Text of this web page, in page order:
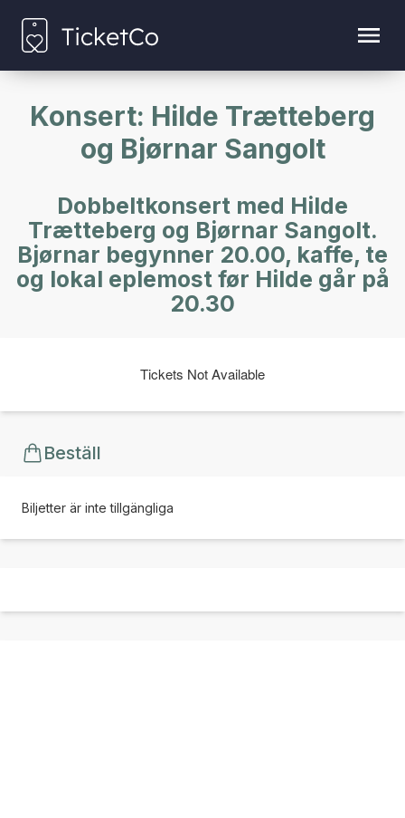
Konsert: Hilde Trætteberg
og Bjørnar Sangolt
Dobbeltkonsert med Hilde
Trætteberg og Bjørnar Sangolt.
Bjørnar begynner 20.00, kaffe, te
og lokal eplemost før Hilde går på
20.30
Tickets Not Available
Beställ
Biljetter är inte tillgängliga